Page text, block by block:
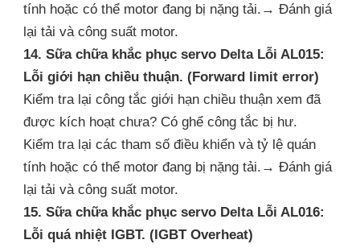
tính hoặc có thể motor đang bị nặng tải.→ Đánh giá
lại tải và công suất motor.
14. Sữa chữa khắc phục servo Delta Lỗi AL015:
Lỗi giới hạn chiều thuận. (Forward limit error)
Kiểm tra lại công tắc giới hạn chiều thuận xem đã
được kích hoạt chưa? Có ghể công tắc bị hư.
Kiểm tra lại các tham số điều khiển và tỷ lệ quán
tính hoặc có thể motor đang bị nặng tải.→ Đánh giá
lại tải và công suất motor.
15. Sữa chữa khắc phục servo Delta Lỗi AL016:
Lỗi quá nhiệt IGBT. (IGBT Overheat)